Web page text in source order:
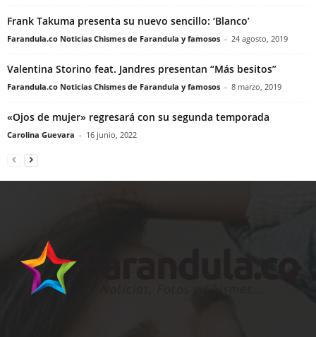
Frank Takuma presenta su nuevo sencillo: ‘Blanco’
Farandula.co Noticias Chismes de Farandula y famosos - 24 agosto, 2019
Valentina Storino feat. Jandres presentan “Más besitos”
Farandula.co Noticias Chismes de Farandula y famosos - 8 marzo, 2019
«Ojos de mujer» regresará con su segunda temporada
Carolina Guevara - 16 junio, 2022